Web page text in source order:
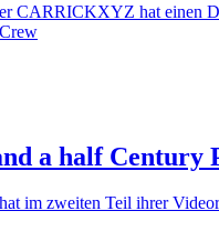
CARRICKXYZ hat einen
a half Century
im zweiten Teil ihrer